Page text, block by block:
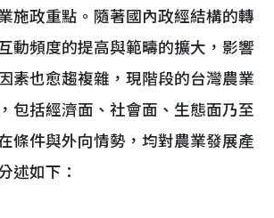
施政重點。隨著國內政經結構的轉
動頻度的提高與範疇的擴大，影響
素也愈趨複雜，現階段的台灣農業
包括經濟面、社會面、生態面乃至
條件與外向情勢，均對農業發展產
述如下：